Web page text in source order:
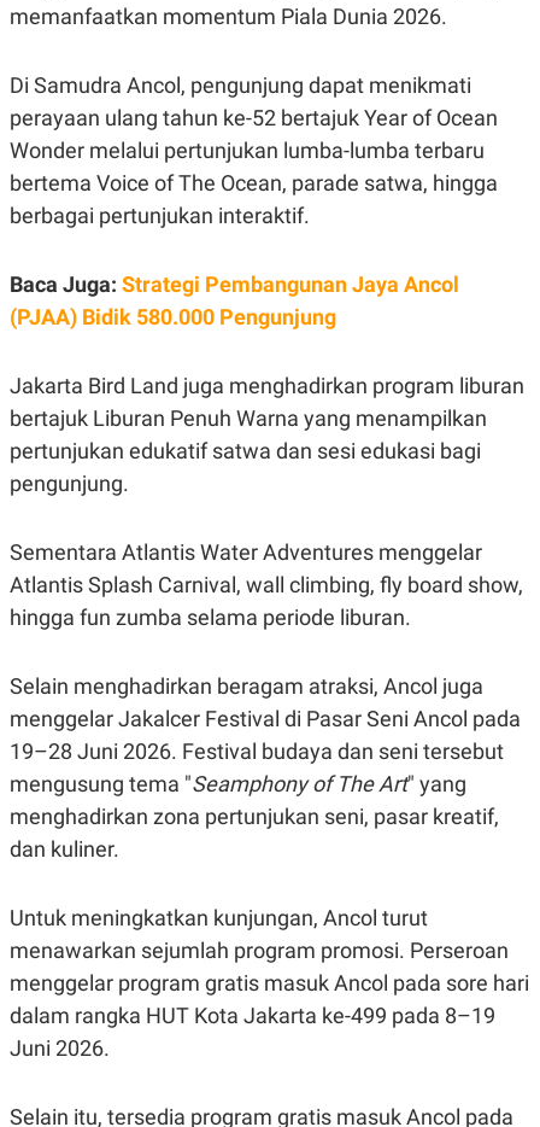
O
A
N
T
I
U
S
JARINGAN
O
N
T
C
A
D
E
Y
R
E
S
E
L
E
A
S
.
L
A
N
G
A
N
E
A
K
K
I
N
E
A
E
M
T
N
E
P
E
A
D
R
I
S
I
N
M
memanfaatkan momentum Piala Dunia 2026.
Di Samudra Ancol, pengunjung dapat menikmati
perayaan ulang tahun ke-52 bertajuk Year of Ocean
Wonder melalui pertunjukan lumba-lumba terbaru
bertema Voice of The Ocean, parade satwa, hingga
berbagai pertunjukan interaktif.
Baca Juga: Strategi Pembangunan Jaya Ancol
(PJAA) Bidik 580.000 Pengunjung
Jakarta Bird Land juga menghadirkan program liburan
bertajuk Liburan Penuh Warna yang menampilkan
pertunjukan edukatif satwa dan sesi edukasi bagi
pengunjung.
Sementara Atlantis Water Adventures menggelar
Atlantis Splash Carnival, wall climbing, fly board show,
hingga fun zumba selama periode liburan.
Selain menghadirkan beragam atraksi, Ancol juga
menggelar Jakalcer Festival di Pasar Seni Ancol pada
19–28 Juni 2026. Festival budaya dan seni tersebut
mengusung tema "Seamphony of The Art" yang
menghadirkan zona pertunjukan seni, pasar kreatif,
dan kuliner.
Untuk meningkatkan kunjungan, Ancol turut
menawarkan sejumlah program promosi. Perseroan
menggelar program gratis masuk Ancol pada sore hari
dalam rangka HUT Kota Jakarta ke-499 pada 8–19
Juni 2026.
Selain itu, tersedia program gratis masuk Ancol pada